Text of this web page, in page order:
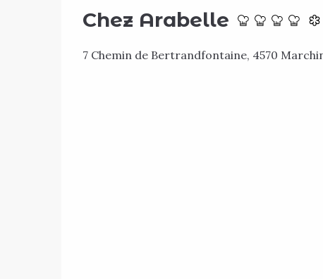
Chez Arabelle
7 Chemin de Bertrandfontaine, 4570